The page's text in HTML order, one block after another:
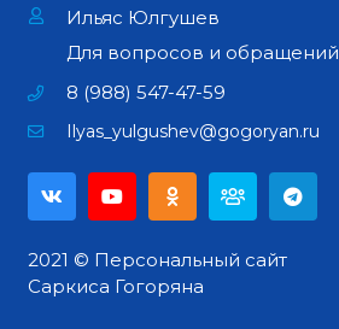
Ильяс Юлгушев
Для вопросов и обращений
8 (988) 547-47-59
Ilyas_yulgushev@gogoryan.ru
2021 © Персональный сайт
Саркиса Гогоряна